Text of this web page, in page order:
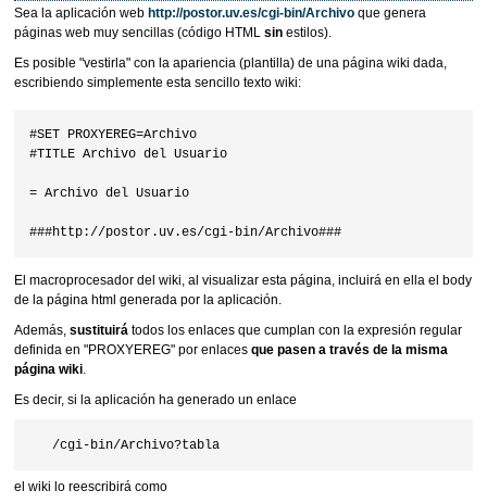
Sea la aplicación web http://postor.uv.es/cgi-bin/Archivoque genera
páginas web muy sencillas (código HTML sinestilos).
Es posible "vestirla" con la apariencia (plantilla) de una página wiki dada,
escribiendo simplemente esta sencillo texto wiki:
#SET PROXYEREG=Archivo
#TITLE Archivo del Usuario
= Archivo del Usuario
El macroprocesador del wiki, al visualizar esta página, incluirá en ella el body
de la página html generada por la aplicación.
Además, sustituirátodos los enlaces que cumplan con la expresión regular
definida en "PROXYEREG" por enlaces que pasen a través de la misma
página wiki.
Es decir, si la aplicación ha generado un enlace
el wiki lo reescribirá como